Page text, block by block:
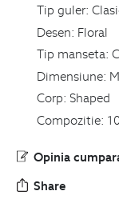
Tip guler:
Desen: Floral
Tip manseta:
Dimensiune:
Corp: Shaped
Compozitie:
Opinia
Share